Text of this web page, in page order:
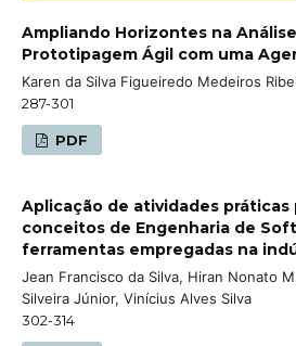
Ampliando Horizontes na
Prototipagem Ágil com uma
Karen da Silva Figueiredo Medeiros
287-301
PDF
Aplicação de atividades práticas
conceitos de Engenharia de
ferramentas empregadas na
Jean Francisco da Silva, Hiran Nonato
Silveira Júnior, Vinícius Alves Silva
302-314